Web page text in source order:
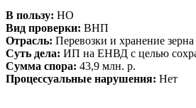
В пользу: НО
Вид проверки: ВНП
Отрасль: Перевозки и хранение зерна
Суть дела: ИП на ЕНВД с целью
Сумма спора: 43,9 млн. р.
Процессуальные нарушения: Нет